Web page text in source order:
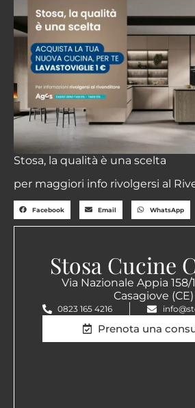
Stosa, la qualità è una scelta
per maggiori info rivolgersi al
Facebook Email WhatsApp
Stosa Cucine
Via Nazionale Appia 158/
Casagiove (CE)
0823 165 4216
Prenota una